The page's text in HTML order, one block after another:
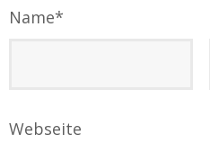
Name*
Webseite